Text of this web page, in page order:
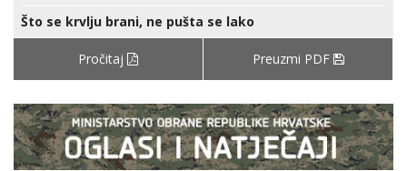
Što se krvlju brani, ne pušta se lako
Pročitaj Preuzmi PDF